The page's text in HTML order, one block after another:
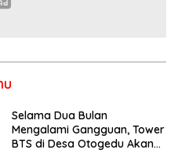
Selama Dua Bulan
Mengalami Gangguan, Tower
BTS di Desa Otogedu Akan